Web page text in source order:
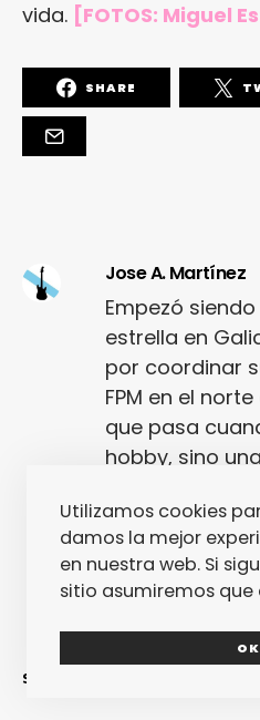
vida. [FOTOS: Miguel
SHARE
Jose A. Martínez
Empezó
estrella en
por coordinar
FPM en el
que pasa
hobby, sino
periodistas
SINCERAMENTE
Utilizamos cookies
damos la mejor
en nuestra web. Si
sitio asumiremos
OK